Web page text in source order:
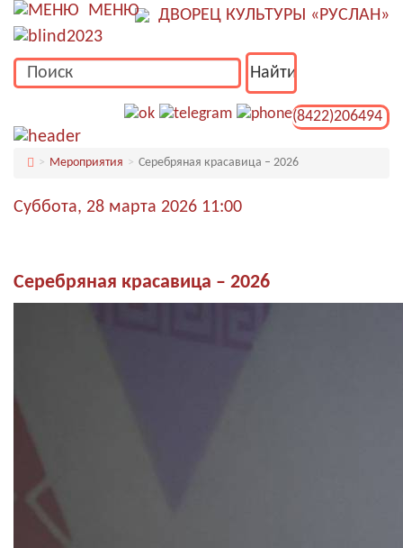
МЕНЮ ДВОРЕЦ КУЛЬТУРЫ «РУСЛАН»
(8422)206494
Мероприятия Серебряная красавица – 2026
Суббота, 28 марта 2026 11:00
Серебряная красавица – 2026